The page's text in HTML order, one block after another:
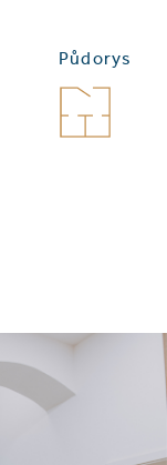
Půdorys
PŮDORYS